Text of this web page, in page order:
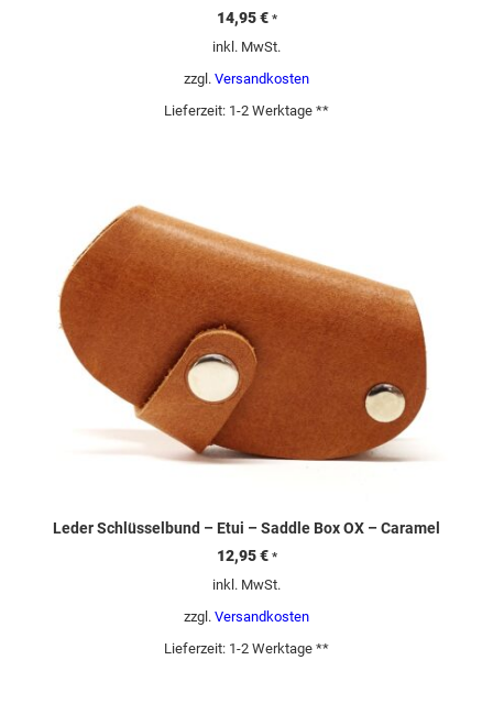
14,95€ *
inkl. MwSt.
zzgl. Versandkosten
Lieferzeit: 1-2 Werktage **
Leder Schlüsselbund – Etui – Saddle Box OX – Caramel
12,95€ *
inkl. MwSt.
zzgl. Versandkosten
Lieferzeit: 1-2 Werktage **